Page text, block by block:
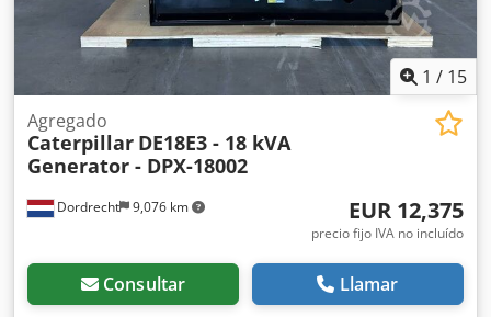
1 / 15
Dordrecht 9,076 km
Agregado
Caterpillar DE18E3 - 18 kVA
Generator - DPX-18002
EUR 12,375
precio fijo IVA no incluído
Consultar Llamar